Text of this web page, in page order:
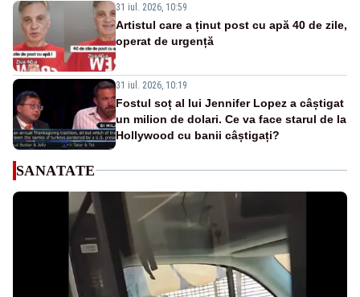
31 iul. 2026, 10:59
Artistul care a ținut post cu apă 40 de zile,
operat de urgență
31 iul. 2026, 10:19
Fostul soț al lui Jennifer Lopez a câștigat
un milion de dolari. Ce va face starul de la
Hollywood cu banii câștigați?
SANATATE